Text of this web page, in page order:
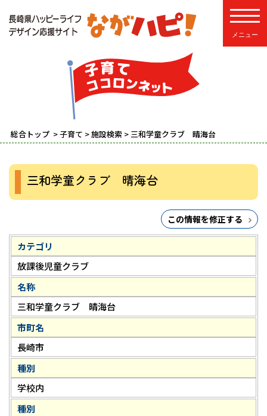
総合トップ >子育て >施設検索 > 三和学童クラブ 晴海台
三和学童クラブ 晴海台
この情報を修正する
カテゴリ
放課後児童クラブ
名称
三和学童クラブ 晴海台
市町名
長崎市
種別
学校内
種別